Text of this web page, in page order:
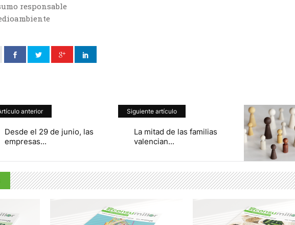
responsable
anterior
Desde el 29 de junio, las
empresas...
Siguiente artículo
La mitad de las familias
valencian...